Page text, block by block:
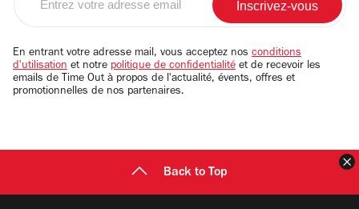
email
En entrant votre adresse mail, vous acceptez nos conditions
d'utilisation et notre politique de confidentialité et de recevoir les
emails de Time Out à propos de l'actualité, évents, offres et
promotionnelles de nos partenaires.
Back to Top